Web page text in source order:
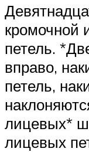
кромочной
петель.
вправо,
петель,
лицевых*
лицевых